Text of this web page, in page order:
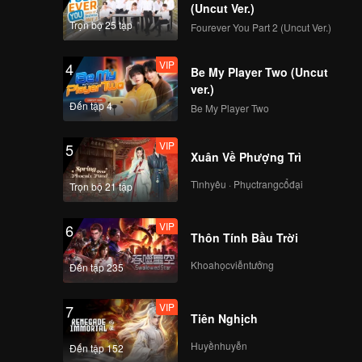
the
is
Trọn bộ 25 tập
(Uncut Ver.)
Fourever You Part 2 (Uncut Ver.)
4
Đến tập 4
VIP
Be My Player Two (Uncut
ver.)
Be My Player Two
5
Trọn bộ 21 tập
VIP
Xuân Về Phượng Trì
Tìnhyêu · Phụctrangcổđại
6
Đến tập 235
VIP
Thôn Tính Bầu Trời
Khoahọcviễntưởng
7
Đến tập 152
VIP
Tiên Nghịch
Huyềnhuyễn